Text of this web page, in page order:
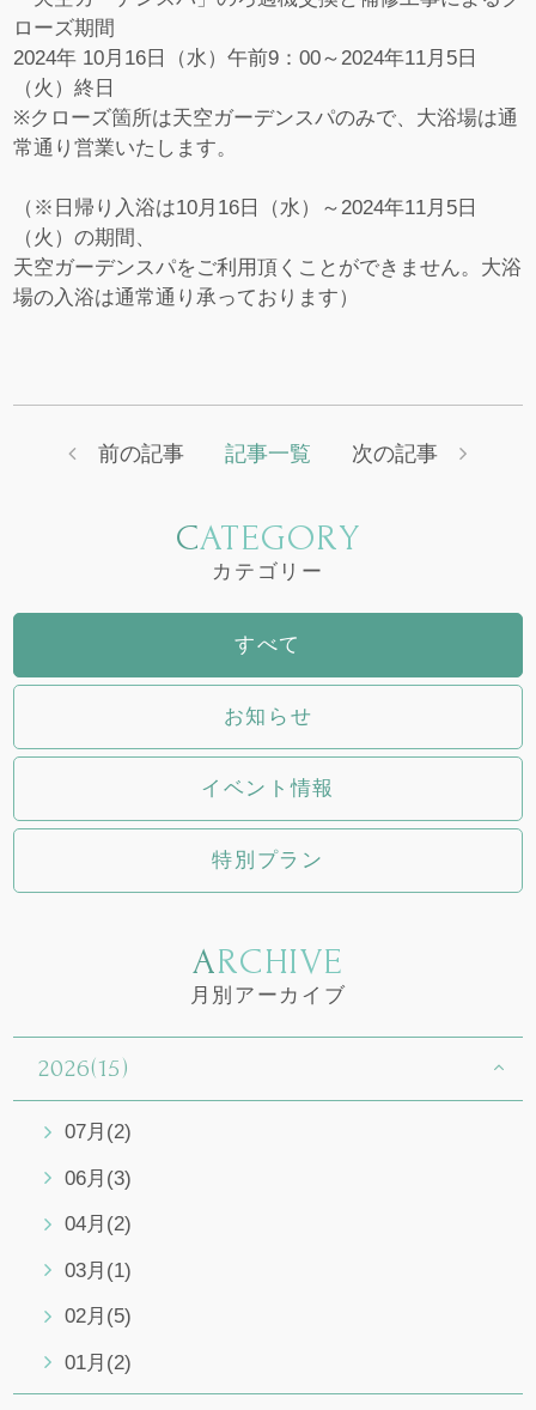
ローズ期間
2024年 10月16日（水）午前9：00～2024年11月5日
（火）終日
※クローズ箇所は天空ガーデンスパのみで、大浴場は通
常通り営業いたします。
（※日帰り入浴は10月16日（水）～2024年11月5日
（火）の期間、
天空ガーデンスパをご利用頂くことができません。大浴
場の入浴は通常通り承っております）
前の記事 記事一覧 次の記事
CATEGORY
カテゴリー
すべて
お知らせ
イベント情報
特別プラン
ARCHIVE
月別アーカイブ
2026(15)
07月(2)
06月(3)
04月(2)
03月(1)
02月(5)
01月(2)